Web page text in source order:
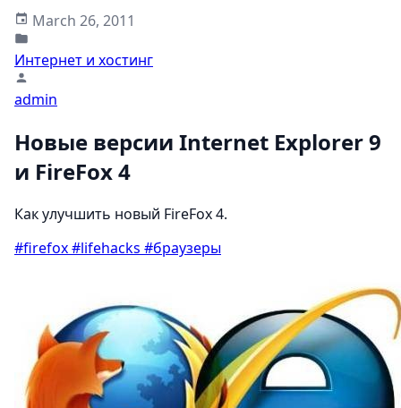
March 26, 2011
Интернет и хостинг
admin
Новые версии Internet Explorer 9
и FireFox 4
Как улучшить новый FireFox 4.
#firefox#lifehacks #браузеры